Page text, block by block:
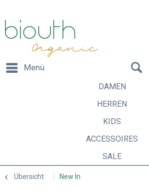
Menü
DAMEN
HERREN
KIDS
ACCESSOIRES
SALE
Übersicht New In